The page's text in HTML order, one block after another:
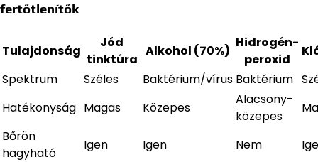
fertőtlenítők
Tulajdonság
Jód
tinktúra
Alkohol (70%)
Hidrogén-
peroxid
Spektrum
Széles Baktérium/vírus Baktérium
Hatékonyság Magas Közepes
Alacsony-
közepes
Bőrön
hagyható
Igen Igen Nem